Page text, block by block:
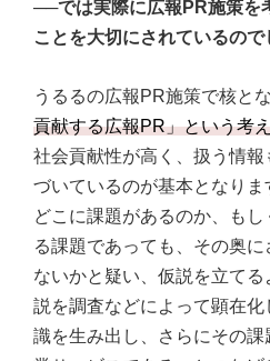
──では実際に広報PR施策を
ことを大切にされているので
うるるの広報PR施策で核と
貢献する広報PR」という考
社会貢献性が高く、扱う情
づいているのが基本となり
どこに課題があるのか、も
る課題であっても、その奥
ないかと疑い、仮説を立て
説を調査などによって顕在
識を生み出し、さらにその